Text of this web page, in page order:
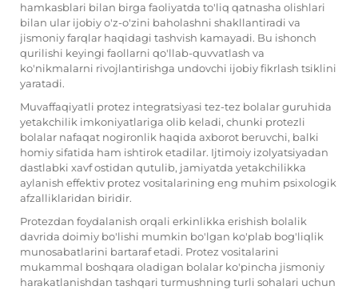
hamkasblari bilan birga faoliyatda to'liq qatnasha olishlari
bilan ular ijobiy o'z-o'zini baholashni shakllantiradi va
jismoniy farqlar haqidagi tashvish kamayadi. Bu ishonch
qurilishi keyingi faollarni qo'llab-quvvatlash va
ko'nikmalarni rivojlantirishga undovchi ijobiy fikrlash tsiklini
yaratadi.
Muvaffaqiyatli protez integratsiyasi tez-tez bolalar guruhida
yetakchilik imkoniyatlariga olib keladi, chunki protezli
bolalar nafaqat nogironlik haqida axborot beruvchi, balki
homiy sifatida ham ishtirok etadilar. Ijtimoiy izolyatsiyadan
dastlabki xavf ostidan qutulib, jamiyatda yetakchilikka
aylanish effektiv protez vositalarining eng muhim psixologik
afzalliklaridan biridir.
Protezdan foydalanish orqali erkinlikka erishish bolalik
davrida doimiy bo'lishi mumkin bo'lgan ko'plab bog'liqlik
munosabatlarini bartaraf etadi. Protez vositalarini
mukammal boshqara oladigan bolalar ko'pincha jismoniy
harakatlanishdan tashqari turmushning turli sohalari uchun